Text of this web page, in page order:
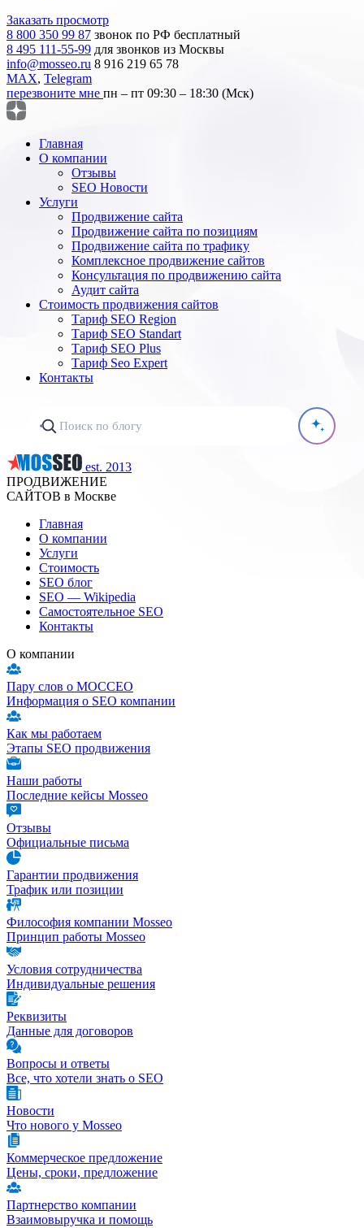
Заказать просмотр
8 800 350 99 87 звонок по РФ бесплатный
8 495 111-55-99 для звонков из Москвы
info@mosseo.ru 8 916 219 65 78
MAX, Telegram
перезвоните мне пн – пт 09:30 – 18:30 (Мск)
Главная
О компании
Отзывы
SEO Новости
Услуги
Продвижение сайта
Продвижение сайта по позициям
Продвижение сайта по трафику
Комплексное продвижение сайтов
Консультация по продвижению сайта
Аудит сайта
Стоимость продвижения сайтов
Тариф SEO Region
Тариф SEO Standart
Тариф SEO Plus
Тариф Seo Expert
Контакты
est. 2013
ПРОДВИЖЕНИЕ
САЙТОВ в Москве
Главная
О компании
Услуги
Стоимость
SEO блог
SEO — Wikipedia
Самостоятельное SEO
Контакты
О компании
Пару слов о МОССЕО
Информация о SEO компании
Как мы работаем
Этапы SEO продвижения
Наши работы
Последние кейсы Mosseo
Отзывы
Официальные письма
Гарантии продвижения
Трафик или позиции
Философия компании Mosseo
Принцип работы Mosseo
Условия сотрудничества
Индивидуальные решения
Реквизиты
Данные для договоров
Вопросы и ответы
Все, что хотели знать о SEO
Новости
Что нового у Mosseo
Коммерческое предложение
Цены, сроки, предложение
Партнерство компании
Взаимовыручка и помощь